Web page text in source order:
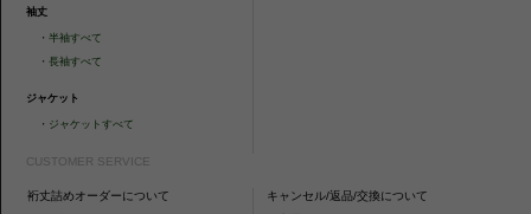
袖丈
・半袖すべて
・長袖すべて
ジャケット
・ ジャケットすべて
CUSTOMER SERVICE
裄丈詰めオーダーについて
キャンセル/返品/交換について